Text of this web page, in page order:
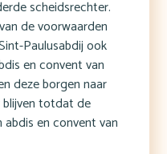
scheidsrechter.
de voorwaarden
Paulusabdij ook
en convent van
deze borgen naar
blijven totdat de
en convent van